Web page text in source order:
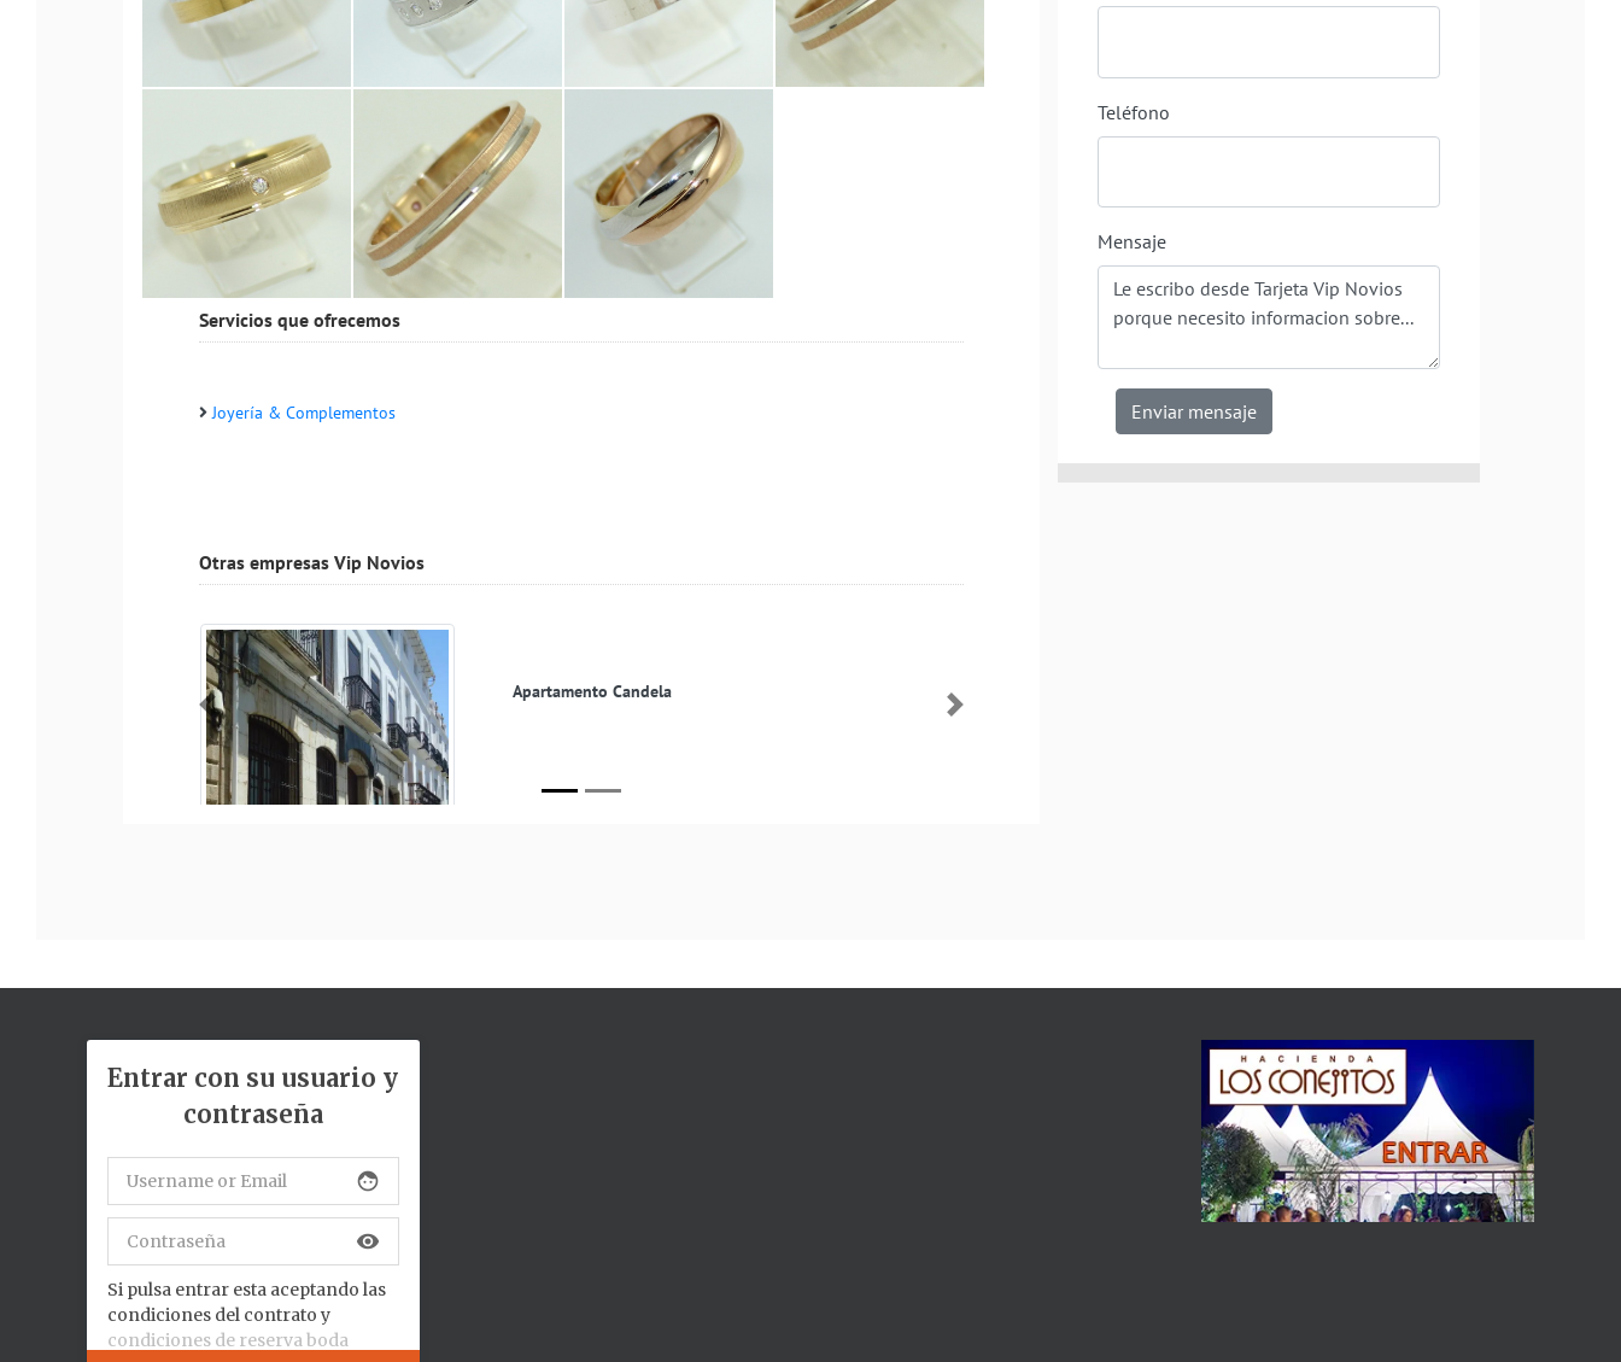
Servicios que ofrecemos
Joyería & Complementos
Otras empresas Vip Novios
Sierpes decoración y floristería
Anterior Proxima
Teléfono
Mensaje
Enviar mensaje
Entrar con su usuario y
contraseña
face
visibility
Si pulsa entrar esta aceptando las
condiciones del contrato y
condiciones de reserva boda